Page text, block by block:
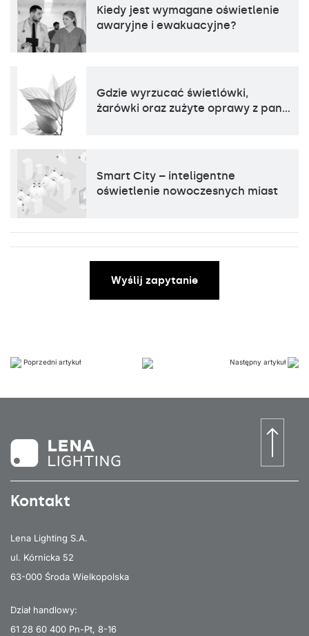
Kiedy jest wymagane oświetlenie
awaryjne i ewakuacyjne?
Gdzie wyrzucać świetlówki,
żarówki oraz zużyte oprawy z pan…
Smart City – inteligentne
oświetlenie nowoczesnych miast
Wyślij zapytanie
Poprzedni artykuł Następny artykuł
Kontakt
Lena Lighting S.A.
ul. Kórnicka 52
63-000 Środa Wielkopolska
Dział handlowy:
61 28 60 400 Pn-Pt, 8-16